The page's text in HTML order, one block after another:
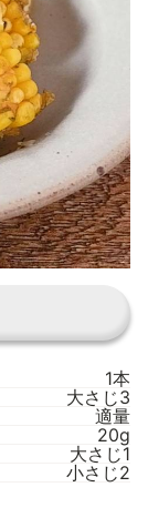
1本
大さじ3
適量
20g
大さじ1
小さじ2